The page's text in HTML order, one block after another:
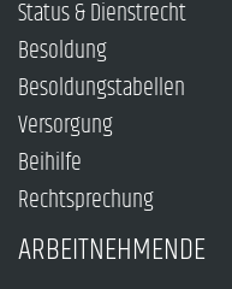
Status & Dienstrecht
Besoldung
Besoldungstabellen
Versorgung
Beihilfe
Rechtsprechung
ARBEITNEHMENDE